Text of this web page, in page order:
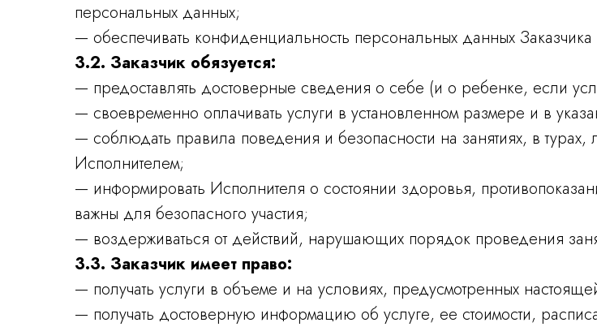
персональных данных;
— обеспечивать конфиденциальность персональных данных
3.2. Заказчик обязуется:
— предоставлять достоверные сведения о себе (и о ребенке, если
— своевременно оплачивать услуги в установленном размере и в
— соблюдать правила поведения и безопасности на занятиях, в
Исполнителем;
— информировать Исполнителя о состоянии здоровья,
важны для безопасного участия;
— воздерживаться от действий, нарушающих порядок проведения
3.3. Заказчик имеет право:
— получать услуги в объеме и на условиях, предусмотренных
— получать достоверную информацию об услуге, ее стоимости,